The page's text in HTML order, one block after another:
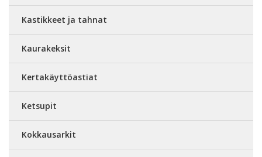
Kastikkeet ja tahnat
Kaurakeksit
Kertakäyttöastiat
Ketsupit
Kokkausarkit